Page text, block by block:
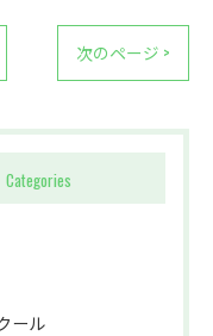
次のページ >
Categories
ール